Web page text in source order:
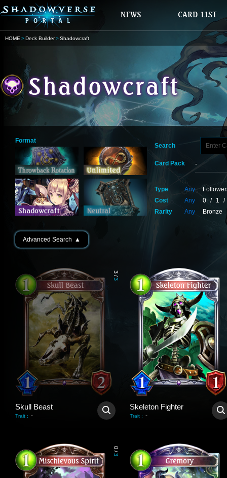
HOME Deck Builder Shadowcraft
Format
Search
Card Pack
Type Any
Cost
Any 0 / 1
/
Rarity
Any Bronze
Advanced Search ▲
3
/
3
Skull Beast
Trait : -
Skeleton Fighter
Trait : -
0
/
3